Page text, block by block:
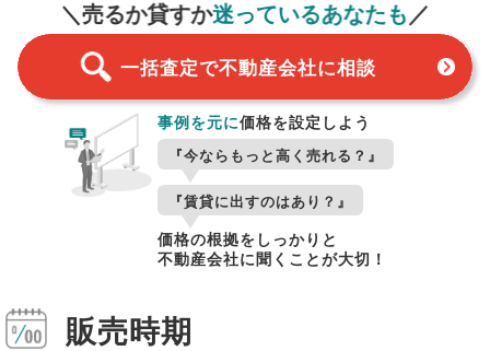
＼売るか貸すか迷っているあなたも／
一括査定で不動産会社に相談
事例を元に価格を設定しよう
『今ならもっと高く売れる？』
『賃貸に出すのはあり？』
価格の根拠をしっかりと
不動産会社に聞くことが大切！
販売時期